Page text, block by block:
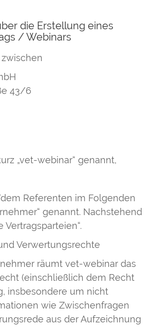
die Erstellung eines
/ Webinars
43/6
„vet-webinar“ genannt,
Referenten im Folgenden
genannt. Nachstehend
Vertragsparteien“.
Verwertungsrechte
räumt vet-webinar das
(einschließlich dem Recht
insbesondere um nicht
wie Zwischenfragen
aus der Aufzeichnung